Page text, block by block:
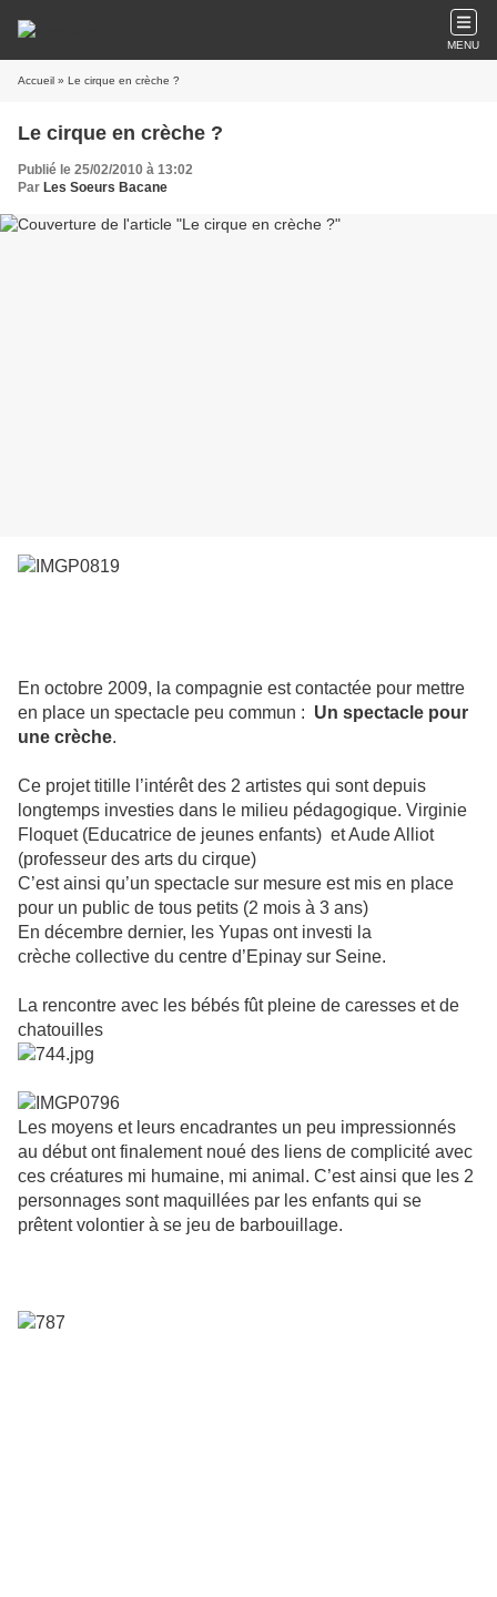
MENU
Accueil » Le cirque en crèche ?
Le cirque en crèche ?
Publié le 25/02/2010 à 13:02
Par Les Soeurs Bacane
En octobre 2009, la compagnie est contactée pour mettre
en place un spectacle peu commun : Un spectacle pour
une crèche.
Ce projet titille l’intérêt des 2 artistes qui sont depuis
longtemps investies dans le milieu pédagogique. Virginie
Floquet (Educatrice de jeunes enfants) et Aude Alliot
(professeur des arts du cirque)
C’est ainsi qu’un spectacle sur mesure est mis en place
pour un public de tous petits (2 mois à 3 ans)
En décembre dernier, les Yupas ont investi la
crèche collective du centre d’Epinay sur Seine.
La rencontre avec les bébés fût pleine de caresses et de
chatouilles
Les moyens et leurs encadrantes un peu impressionnés
au début ont finalement noué des liens de complicité avec
ces créatures mi humaine, mi animal. C’est ainsi que les 2
personnages sont maquillées par les enfants qui se
prêtent volontier à se jeu de barbouillage.